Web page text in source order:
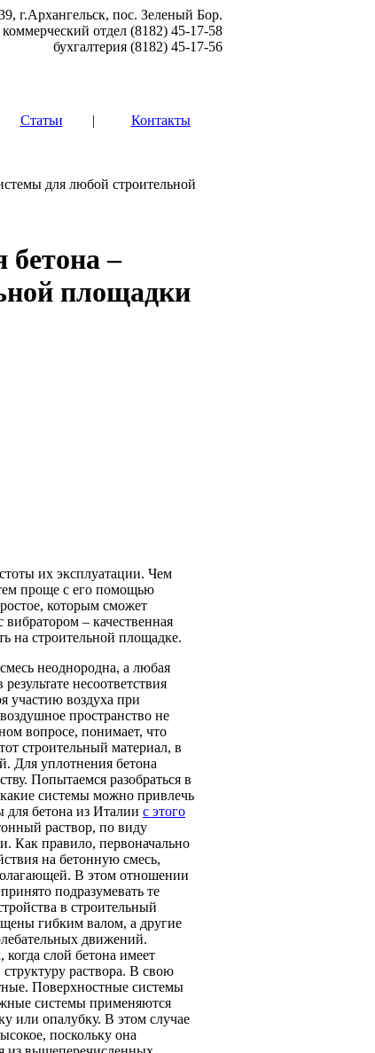
г.Архангельск, пос. Зеленый Бор.
коммерческий отдел (8182) 45-17-58
бухгалтерия (8182) 45-17-56
Статьи | Контакты
для любой строительной
бетона –
площадки
их эксплуатации. Чем
тем проще с его помощью
которым сможет
вибратором – качественная
на строительной площадке.
неоднородна, а любая
несоответствия
участию воздуха при
пространство не
вопросе, понимает, что
строительный материал, в
Для уплотнения бетона
Попытаемся разобраться в
системы можно привлечь
для бетона из Италии с этого
раствор, по виду
Как правило, первоначально
на бетонную смесь,
В этом отношении
подразумевать те
в строительный
гибким валом, а другие
движений.
слой бетона имеет
раствора. В свою
Поверхностные системы
системы применяются
или опалубку. В этом случае
поскольку она